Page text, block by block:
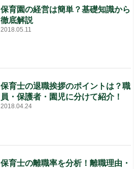
保育園の経営は簡単？基礎知識から
徹底解説
2018.05.11
保育士の退職挨拶のポイントは？職
員・保護者・園児に分けて紹介！
2018.04.24
保育士の離職率を分析！離職理由・